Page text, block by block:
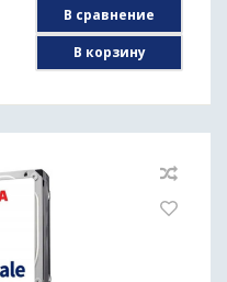
В сравнение
В корзину